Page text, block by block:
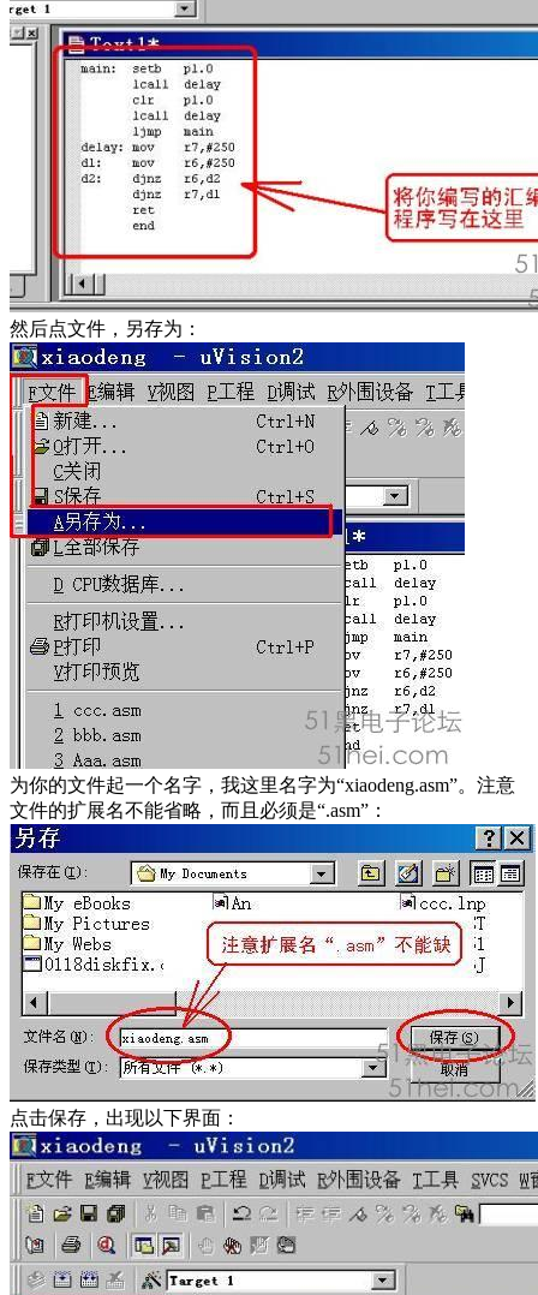
然后点文件，另存为：
为你的文件起一个名字，我这里名字为“xiaodeng.asm”。注意
文件的扩展名不能省略，而且必须是“.asm”：
点击保存，出现以下界面：